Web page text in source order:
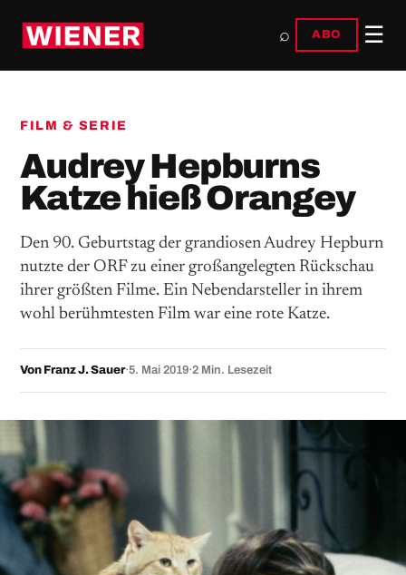
⌕ ABO ☰
FILM & SERIE
Audrey Hepburns
Katze hieß Orangey
Den 90. Geburtstag der grandiosen Audrey Hepburn
nutzte der ORF zu einer großangelegten Rückschau
ihrer größten Filme. Ein Nebendarsteller in ihrem
wohl berühmtesten Film war eine rote Katze.
Von Franz J. Sauer·5. Mai 2019·2 Min. Lesezeit